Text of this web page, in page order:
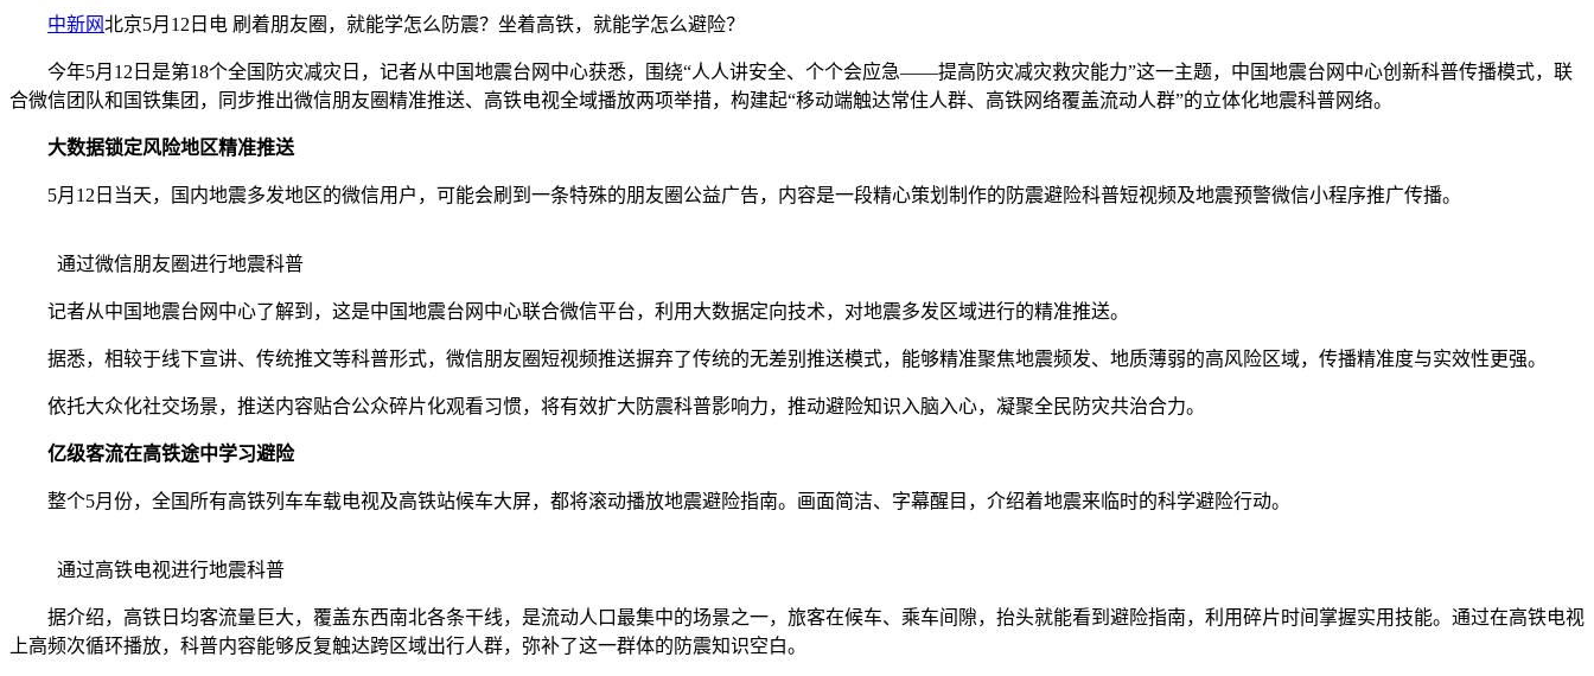
中新网北京5月12日电 刷着朋友圈，就能学怎么防震？坐着高铁，就能学怎么避险？
今年5月12日是第18个全国防灾减灾日，记者从中国地震台网中心获悉，围绕“人人讲安全、个个会应急——提高防灾减灾救灾能力”这一主题，中国地震台网中心创新科普传播模式，联
合微信团队和国铁集团，同步推出微信朋友圈精准推送、高铁电视全域播放两项举措，构建起“移动端触达常住人群、高铁网络覆盖流动人群”的立体化地震科普网络。
大数据锁定风险地区精准推送
5月12日当天，国内地震多发地区的微信用户，可能会刷到一条特殊的朋友圈公益广告，内容是一段精心策划制作的防震避险科普短视频及地震预警微信小程序推广传播。
通过微信朋友圈进行地震科普
记者从中国地震台网中心了解到，这是中国地震台网中心联合微信平台，利用大数据定向技术，对地震多发区域进行的精准推送。
据悉，相较于线下宣讲、传统推文等科普形式，微信朋友圈短视频推送摒弃了传统的无差别推送模式，能够精准聚焦地震频发、地质薄弱的高风险区域，传播精准度与实效性更强。
依托大众化社交场景，推送内容贴合公众碎片化观看习惯，将有效扩大防震科普影响力，推动避险知识入脑入心，凝聚全民防灾共治合力。
亿级客流在高铁途中学习避险
整个5月份，全国所有高铁列车车载电视及高铁站候车大屏，都将滚动播放地震避险指南。画面简洁、字幕醒目，介绍着地震来临时的科学避险行动。
通过高铁电视进行地震科普
据介绍，高铁日均客流量巨大，覆盖东西南北各条干线，是流动人口最集中的场景之一，旅客在候车、乘车间隙，抬头就能看到避险指南，利用碎片时间掌握实用技能。通过在高铁电视
上高频次循环播放，科普内容能够反复触达跨区域出行人群，弥补了这一群体的防震知识空白。